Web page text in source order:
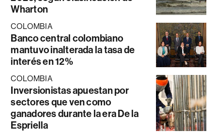
Wharton
COLOMBIA
Banco central colombiano
mantuvo inalterada la tasa de
interés en 12%
COLOMBIA
Inversionistas apuestan por
sectores que ven como
ganadores durante la era De la
Espriella